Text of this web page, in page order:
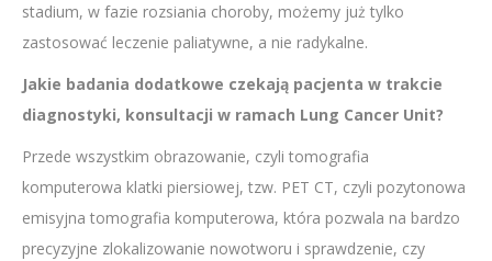
stadium, w fazie rozsiania choroby, możemy już tylko
zastosować leczenie paliatywne, a nie radykalne.
Jakie badania dodatkowe czekają pacjenta w trakcie
diagnostyki, konsultacji w ramach Lung Cancer Unit?
Przede wszystkim obrazowanie, czyli tomografia
komputerowa klatki piersiowej, tzw. PET CT, czyli pozytonowa
emisyjna tomografia komputerowa, która pozwala na bardzo
precyzyjne zlokalizowanie nowotworu i sprawdzenie, czy